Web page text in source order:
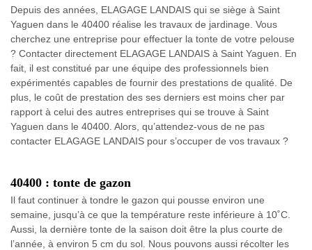
Depuis des années, ELAGAGE LANDAIS qui se siège à Saint
Yaguen dans le 40400 réalise les travaux de jardinage. Vous
cherchez une entreprise pour effectuer la tonte de votre pelouse
? Contacter directement ELAGAGE LANDAIS à Saint Yaguen. En
fait, il est constitué par une équipe des professionnels bien
expérimentés capables de fournir des prestations de qualité. De
plus, le coût de prestation des ses derniers est moins cher par
rapport à celui des autres entreprises qui se trouve à Saint
Yaguen dans le 40400. Alors, qu’attendez-vous de ne pas
contacter ELAGAGE LANDAIS pour s’occuper de vos travaux ?
40400 : tonte de gazon
Il faut continuer à tondre le gazon qui pousse environ une
semaine, jusqu’à ce que la température reste inférieure à 10˚C.
Aussi, la dernière tonte de la saison doit être la plus courte de
l’année, à environ 5 cm du sol. Nous pouvons aussi récolter les